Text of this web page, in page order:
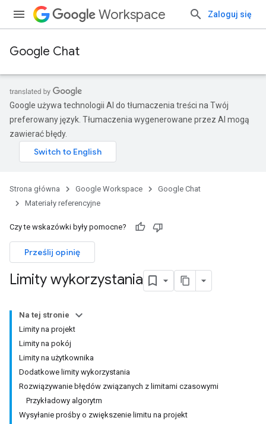
Workspace Zaloguj się
Google Chat
Google używa technologii AI do tłumaczenia treści na Twój
preferowany język. Tłumaczenia wygenerowane przez AI mogą
zawierać błędy.
Strona główna Google Workspace
Google Chat
Materiały referencyjne
Czy te wskazówki były pomocne?
Prześlij opinię
Limity wykorzystania
Na tej stronie
Limity na projekt
Limity na pokój
Limity na użytkownika
Dodatkowe limity wykorzystania
Rozwiązywanie błędów związanych z limitami czasowymi
Przykładowy algorytm
Wysyłanie prośby o zwiększenie limitu na projekt